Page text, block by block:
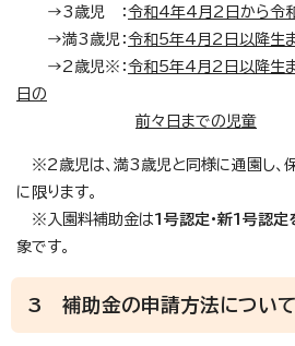
→3歳児 ：令和4年4月2日から令
→満3歳児：令和5年4月2日以降生
→2歳児※：令和5年4月2日以降生
日の
前々日までの児童
※2歳児は、満3歳児と同様に通園し、
に限ります。
※入園料補助金は1号認定・新1号認
象です。
3 補助金の申請方法について